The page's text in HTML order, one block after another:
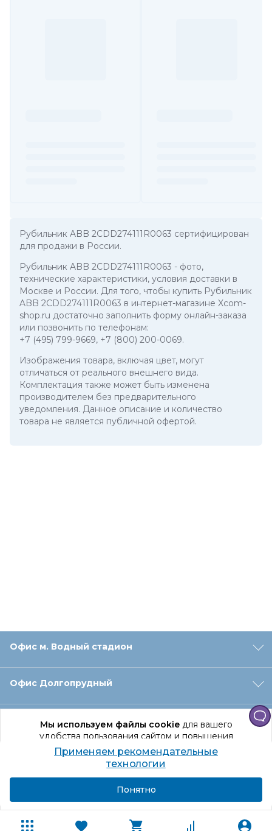
Мы используем файлы cookieдля вашего
удобства пользования сайтом и повышения
качества рекомендаций.
Продолжая использование сайта, вы даете
согласие на обработку персональных данных
Рубильник ABB 2CDD274111R0063 сертифицирован
для продажи в России.
Рубильник ABB 2CDD274111R0063 - фото,
технические характеристики, условия доставки в
Москве и России. Для того, чтобы купить Рубильник
ABB 2CDD274111R0063 в интернет-магазине Xcom-
shop.ru достаточно заполнить форму онлайн-заказа
или позвонить по телефонам:
+7 (495) 799-9669, +7 (800) 200-0069.
Изображения товара, включая цвет, могут
отличаться от реального внешнего вида.
Комплектация также может быть изменена
производителем без предварительного
уведомления. Данное описание и количество
товара не является публичной офертой.
Офис м. Водный стадион
Офис Долгопрудный
Офис Санкт‑Петербург
Оформление заказа
Применяем рекомендательные
технологии
Понятно